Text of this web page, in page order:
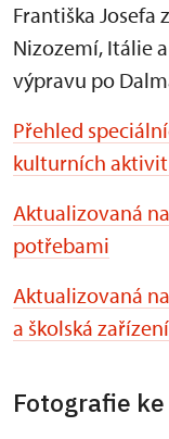
Františka Josefa
Nizozemí, Itálie
výpravu po
Přehled
kulturních aktivit
Aktualizovaná
potřebami
Aktualizovaná
a školská zařízení
Fotografie